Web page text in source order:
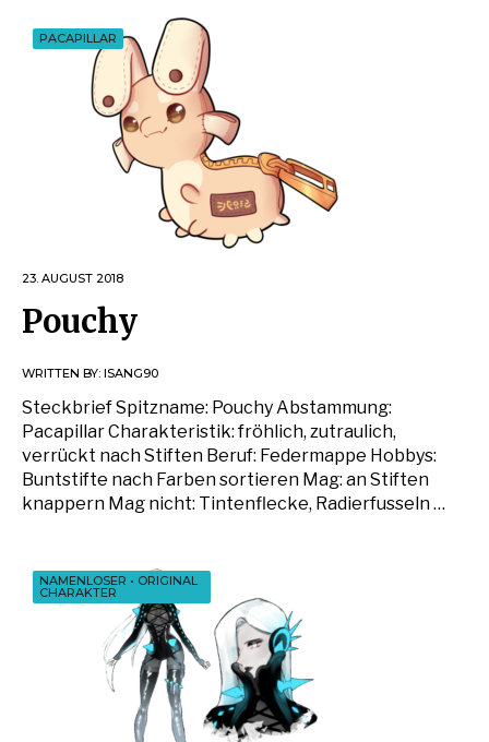
PACAPILLAR
23. AUGUST 2018
Pouchy
WRITTEN BY: ISANG90
Steckbrief Spitzname: Pouchy Abstammung:
Pacapillar Charakteristik: fröhlich, zutraulich,
verrückt nach Stiften Beruf: Federmappe Hobbys:
Buntstifte nach Farben sortieren Mag: an Stiften
knappern Mag nicht: Tintenflecke, Radierfusseln …
NAMENLOSER • ORIGINAL
CHARAKTER